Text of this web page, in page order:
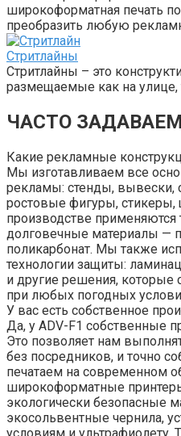
широкоформатная печать
преобразить любую
Стритлайны
Стритлайны – это
размещаемые как на улице,
ЧАСТО
Какие рекламные
Мы изготавливаем все
рекламы: стенды, вывески,
ростовые фигуры, стикеры,
производстве
долговечные материалы —
поликарбонат. Мы также
технологии защиты:
и другие решения, которые
при любых погодных
У вас есть собственное
Да, у ADV-F1 собственные
Это позволяет нам
без посредников, и точно
печатаем на современном
широкоформатные
экологически безопасные
экосольвентные чернила,